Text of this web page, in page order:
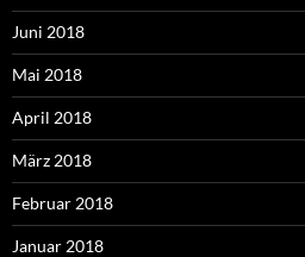
Juni 2018
Mai 2018
April 2018
März 2018
Februar 2018
Januar 2018